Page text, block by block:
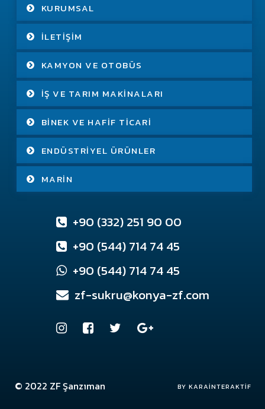
KURUMSAL
İLETIŞIM
KAMYON VE OTOBÜS
İŞ VE TARIM MAKINALARI
BINEK VE HAFIF TICARI
ENDÜSTRIYEL ÜRÜNLER
MARIN
+90 (332) 251 90 00
+90 (544) 714 74 45
+90 (544) 714 74 45
zf-sukru@konya-zf.com
© 2022 ZF Şanzıman Konya Web Tasarım